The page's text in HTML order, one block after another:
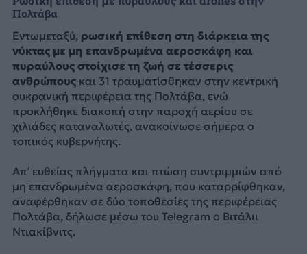
Πολτάβα
Εντωμεταξύ, ρωσική επίθεση στη διάρκεια της
νύκτας με μη επανδρωμένα αεροσκάφη και
πυραύλους στοίχισε τη ζωή σε τέσσερις
ανθρώπουςκαι 31 τραυματίσθηκαν στην κεντρική
ουκρανική περιφέρεια της Πολτάβα, ενώ
προκλήθηκε διακοπή στην παροχή αερίου σε
χιλιάδες καταναλωτές, ανακοίνωσε σήμερα ο
τοπικός κυβερνήτης.
Απ’ ευθείας πλήγματα και πτώση συντριμμιών από
μη επανδρωμένα αεροσκάφη, που καταρρίφθηκαν,
αναφέρθηκαν σε δύο τοποθεσίες της περιφέρειας
Πολτάβα, δήλωσε μέσω του Telegram ο Βιτάλιι
Ντιακίβνιτς.